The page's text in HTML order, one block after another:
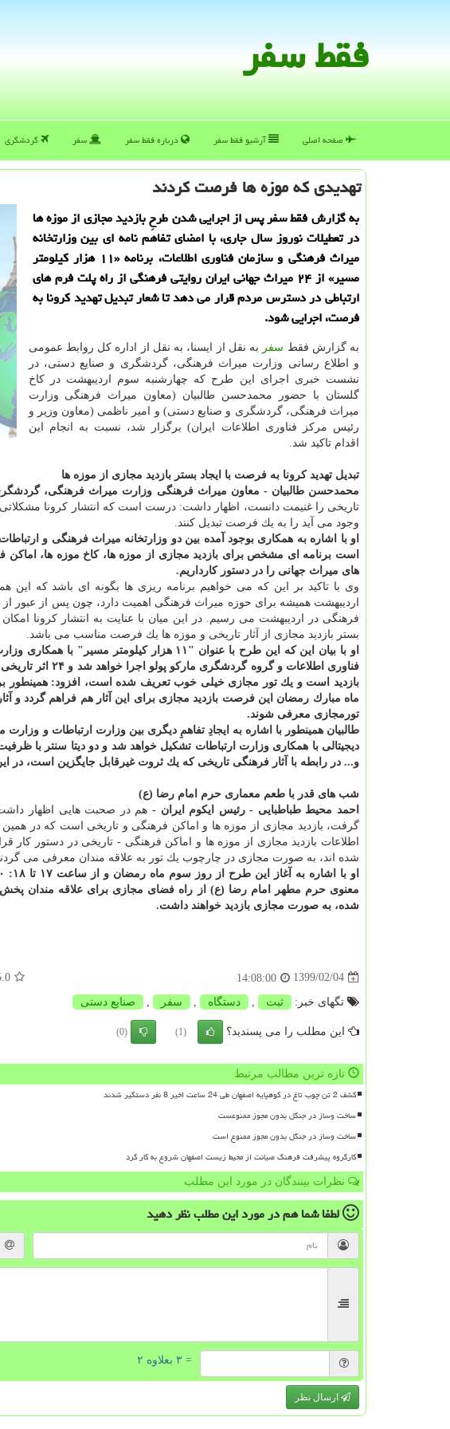
فقط سفر
صفحه اصلی آرشیو فقط سفر درباره فقط سفر سفر گردشگری
تهدیدی كه موزه ها فرصت كردند
به گزارش فقط سفر پس از اجرایی شدن طرحِ بازدید مجازی از موزه ها
در تعطیلات نوروز سال جاری، با امضای تفاهم نامه ای بین وزارتخانه
میراث فرهنگی و سازمان فناوری اطلاعات، برنامه «۱۱ هزار كیلومتر
مسیر» از ۲۴ میراث جهانی ایران روایتی فرهنگی از راه پلت فرم های
ارتباطی در دسترس مردم قرار می دهد تا شعار تبدیل تهدید كرونا به
فرصت، اجرایی شود.
به گزارش فقط سفر به نقل از ایسنا، به نقل از اداره كل روابط عمومی
و اطلاع رسانی وزارت میراث فرهنگی، گردشگری و صنایع دستی، در
نشست خبری اجرای این طرح كه چهارشنبه سوم اردیبهشت در كاخ
گلستان با حضور محمدحسن طالبیان (معاون میراث فرهنگی وزارت
میراث فرهنگی، گردشگری و صنایع دستی) و امیر ناظمی (معاون وزیر و
رئیس مركز فناوری اطلاعات ایران) برگزار شد، نسبت به انجام این
اقدام تاكید شد.
تبدیل تهدید كرونا به فرصت با ایجاد بستر بازدید مجازی از موزه ها
محمدحسن طالبیان - معاون میراث فرهنگی وزارت میراث فرهنگی،
تاریخی را غنیمت دانست، اظهار داشت: درست است كه انتشار كرونا مشكلاتی را
وجود می آید را به یك فرصت تبدیل كنند.
او با اشاره به همكاری بوجود آمده بین دو وزارتخانه میراث فرهنگی و
است برنامه ای مشخص برای بازدید مجازی از موزه ها، كاخ موزه ها، اماكن
های میراث جهانی را در دستور كارداریم.
وی با تاكید بر این كه می خواهیم برنامه ریزی ها بگونه ای باشد كه این
اردیبهشت همیشه برای حوزه میراث فرهنگی اهمیت دارد، چون پس از عبور از
فرهنگی در اردیبهشت می رسیم. در این میان با عنایت به انتشار كرونا
بستر بازدید مجازی از آثار تاریخی و موزه ها یك فرصت مناسب می باشد.
او با بیان این كه این طرح با عنوان "۱۱ هزار
فناوری اطلاعات و گروه گردشگری ماركو پولو اجرا خواهد شد و ۲۴ اثر تاریخی ایران كه
بازدید است و یك تور مجازی خیلی خوب تعریف شده است، افزود: همینطور
ماه مبارك رمضان این فرصت بازدید مجازی برای این آثار هم فراهم گردد
تورمجازی معرفی شوند.
طالبیان همینطور با اشاره به ایجادِ تفاهمِ دیگری بین وزارت ارتباطات و
دیجیتالی با همكاری وزارت ارتباطات تشكیل خواهد شد و دو دیتا سنتر با
و... در رابطه با آثار فرهنگی تاریخی كه یك ثروت غیرقابل جایگزین است، در
شب های قدر با طعم معماری حرم امام رضا (ع)
احمد محیط طباطبایی - رئیس ایكوم ایران - هم در صحبت هایی اظهار
گرفت، بازدید مجازی از موزه ها و اماكن فرهنگی و تاریخی است كه در همین
شده اند، به صورت مجازی در چارچوب یك تور به علاقه مندان معرفی می
معنوی حرم مطهر امام رضا (ع) از راه فضای مجازی برای علاقه مندان
شده، به صورت مجازی بازدید خواهند داشت.
1399/02/04
14:08:00
تگهای خبر: ثبت دستگاه سفر صنایع دستی
این مطلب را می پسندید؟ (1)
(0)
تازه ترین مطالب مرتبط
کشف 2 تن چوب تاغ در کوهپایه اصفهان طی 24 ساعت اخیر 8 نفر دستگیر شدند
ساخت وساز در جنگل بدون مجوز ممنوعست
ساخت وساز در جنگل بدون مجوز ممنوع است
کارگروه پیشرفت فرهنگ صیانت از محیط زیست اصفهان شروع به کار کرد
نظرات بینندگان در مورد این مطلب
لطفا شما همدر مورد این مطلبنظر دهید
= ۳ بعلاوه ۲
ارسال نظر